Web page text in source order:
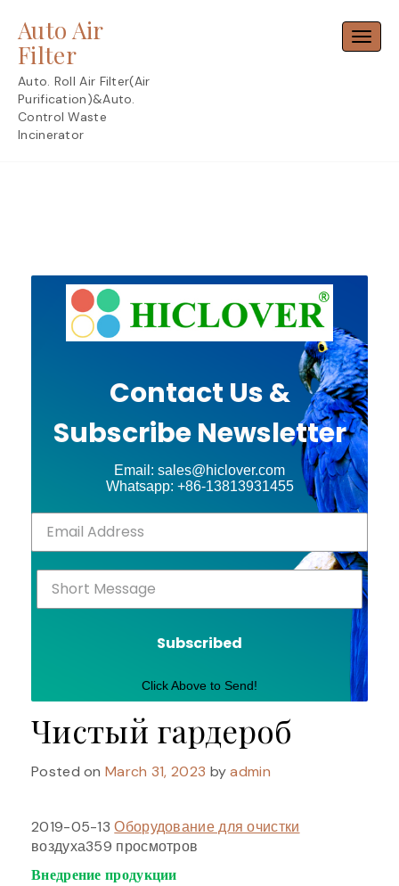
content
Auto Air
Filter
Auto. Roll Air Filter(Air
Purification)&Auto.
Control Waste
Incinerator
Contact Us &
Subscribe Newsletter
Email: sales@hiclover.com
Whatsapp: +86-13813931455
Subscribed
Click Above to Send!
Чистый гардероб
Posted onMarch 31, 2023 byadmin
2019-05-13 Оборудование для очистки
воздуха359 просмотров
Внедрение продукции